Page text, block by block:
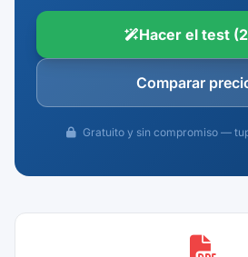
Hacer el test
Comparar
Gratuito y sin compromiso —